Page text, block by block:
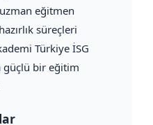
eğitmen
süreçleri
Türkiye İSG
güçlü bir eğitim